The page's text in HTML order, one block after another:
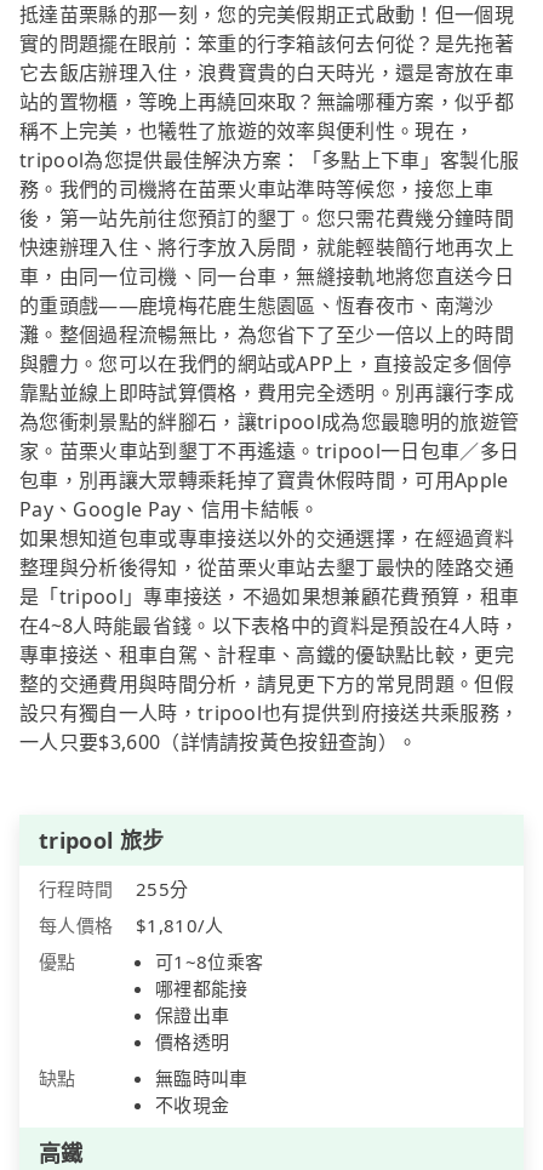
抵達苗栗縣的那一刻，您的完美假期正式啟動！但一個現
實的問題擺在眼前：笨重的行李箱該何去何從？是先拖著
它去飯店辦理入住，浪費寶貴的白天時光，還是寄放在車
站的置物櫃，等晚上再繞回來取？無論哪種方案，似乎都
稱不上完美，也犧牲了旅遊的效率與便利性。現在，
tripool為您提供最佳解決方案：「多點上下車」客製化服
務。我們的司機將在苗栗火車站準時等候您，接您上車
後，第一站先前往您預訂的墾丁。您只需花費幾分鐘時間
快速辦理入住、將行李放入房間，就能輕裝簡行地再次上
車，由同一位司機、同一台車，無縫接軌地將您直送今日
的重頭戲——鹿境梅花鹿生態園區、恆春夜市、南灣沙
灘。整個過程流暢無比，為您省下了至少一倍以上的時間
與體力。您可以在我們的網站或APP上，直接設定多個停
靠點並線上即時試算價格，費用完全透明。別再讓行李成
為您衝刺景點的絆腳石，讓tripool成為您最聰明的旅遊管
家。苗栗火車站到墾丁不再遙遠。tripool一日包車／多日
包車，別再讓大眾轉乘耗掉了寶貴休假時間，可用Apple
Pay、Google Pay、信用卡結帳。
如果想知道包車或專車接送以外的交通選擇，在經過資料
整理與分析後得知，從苗栗火車站去墾丁最快的陸路交通
是「tripool」專車接送，不過如果想兼顧花費預算，租車
在4~8人時能最省錢。以下表格中的資料是預設在4人時，
專車接送、租車自駕、計程車、高鐵的優缺點比較，更完
整的交通費用與時間分析，請見更下方的常見問題。但假
設只有獨自一人時，tripool也有提供到府接送共乘服務，
一人只要$3,600（詳情請按黃色按鈕查詢）。
tripool 旅步
行程時間
255分
每人價格
$1,810/人
優點
可1~8位乘客
哪裡都能接
保證出車
價格透明
缺點
無臨時叫車
不收現金
高鐵